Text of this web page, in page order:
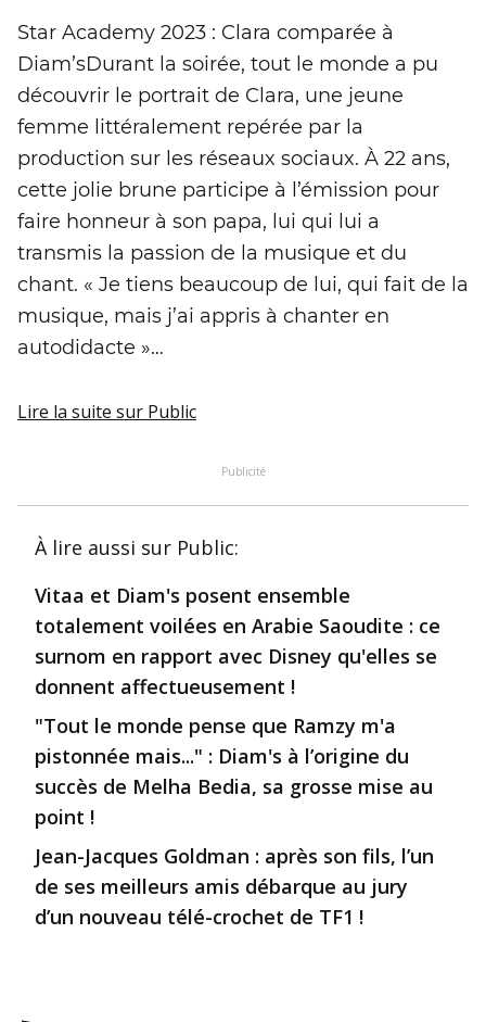
Star Academy 2023 : Clara comparée à
Diam’sDurant la soirée, tout le monde a pu
découvrir le portrait de Clara, une jeune
femme littéralement repérée par la
production sur les réseaux sociaux. À 22 ans,
cette jolie brune participe à l’émission pour
faire honneur à son papa, lui qui lui a
transmis la passion de la musique et du
chant. « Je tiens beaucoup de lui, qui fait de la
musique, mais j’ai appris à chanter en
autodidacte »…
Lire la suite sur Public
Publicité
À lire aussi sur Public:
Vitaa et Diam's posent ensemble
totalement voilées en Arabie Saoudite : ce
surnom en rapport avec Disney qu'elles se
donnent affectueusement !
"Tout le monde pense que Ramzy m'a
pistonnée mais..." : Diam's à l’origine du
succès de Melha Bedia, sa grosse mise au
point !
Jean-Jacques Goldman : après son fils, l’un
de ses meilleurs amis débarque au jury
d’un nouveau télé-crochet de TF1 !